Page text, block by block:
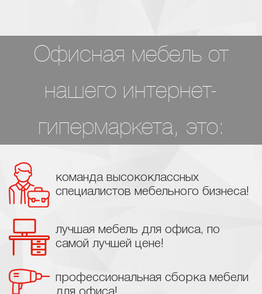
Офисная мебель от
нашего интернет-
гипермаркета, это:
команда высококлассных
специалистов мебельного бизнеса!
лучшая мебель для офиса, по
самой лучшей цене!
профессиональная сборка мебели